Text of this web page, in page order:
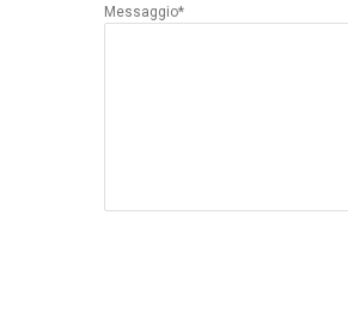
Messaggio*